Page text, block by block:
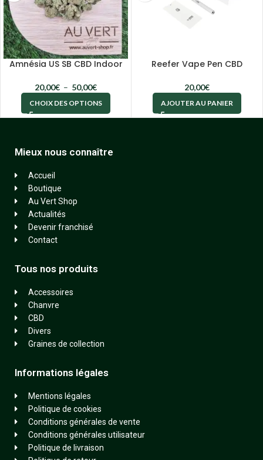
Amnésia US SB CBD Indoor
20,00€ – 50,00€
CHOIX DES OPTIONS
Reefer Vape Pen CBD
20,00€
AJOUTER AU PANIER
Mieux nous connaître
Accueil
Boutique
Au Vert Shop
Actualités
Devenir franchisé
Contact
Tous nos produits
Accessoires
Chanvre
CBD
Divers
Graines de collection
Informations légales
Mentions légales
Politique de cookies
Conditions générales de vente
Conditions générales utilisateur
Politique de livraison